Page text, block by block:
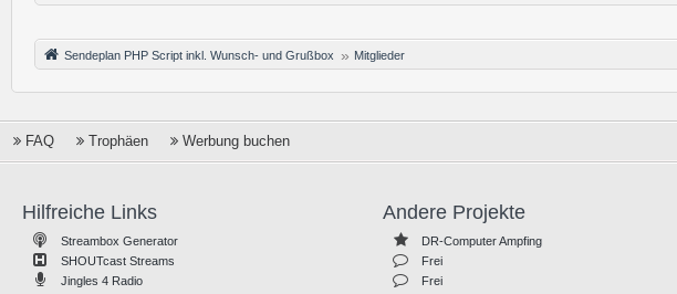
Sendeplan PHP Script inkl. Wunsch- und Grußbox Mitglieder
FAQ Trophäen Werbung buchen
Hilfreiche Links
Streambox Generator
SHOUTcast Streams
Jingles 4 Radio
Andere Projekte
DR-Computer Ampfing
Frei
Frei